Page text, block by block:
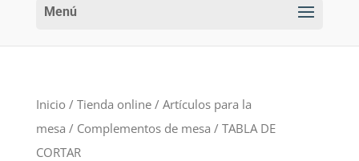
Inicio / Tienda online/ Artículos para la
mesa / Complementos de mesa / TABLA DE
CORTAR